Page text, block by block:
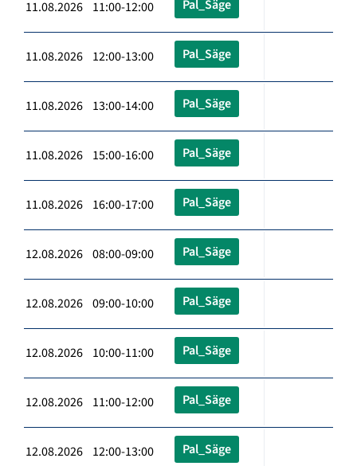
11.08.2026 11:00-12:00 Pal_Säge
11.08.2026 12:00-13:00 Pal_Säge
11.08.2026 13:00-14:00 Pal_Säge
11.08.2026 15:00-16:00 Pal_Säge
11.08.2026 16:00-17:00 Pal_Säge
12.08.2026 08:00-09:00 Pal_Säge
12.08.2026 09:00-10:00 Pal_Säge
12.08.2026 10:00-11:00 Pal_Säge
12.08.2026 11:00-12:00 Pal_Säge
12.08.2026 12:00-13:00 Pal_Säge